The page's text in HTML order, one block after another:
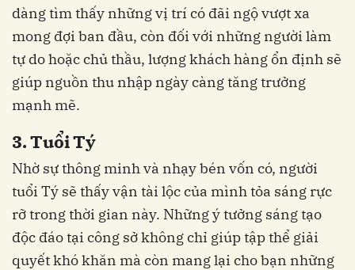
dàng tìm thấy những vị trí có đãi ngộ vượt xa
mong đợi ban đầu, còn đối với những người làm
tự do hoặc chủ thầu, lượng khách hàng ổn định sẽ
giúp nguồn thu nhập ngày càng tăng trưởng
mạnh mẽ.
3. Tuổi Tý
Nhờ sự thông minh và nhạy bén vốn có, người
tuổi Tý sẽ thấy vận tài lộc của mình tỏa sáng rực
rỡ trong thời gian này. Những ý tưởng sáng tạo
độc đáo tại công sở không chỉ giúp tập thể giải
quyết khó khăn mà còn mang lại cho bạn những